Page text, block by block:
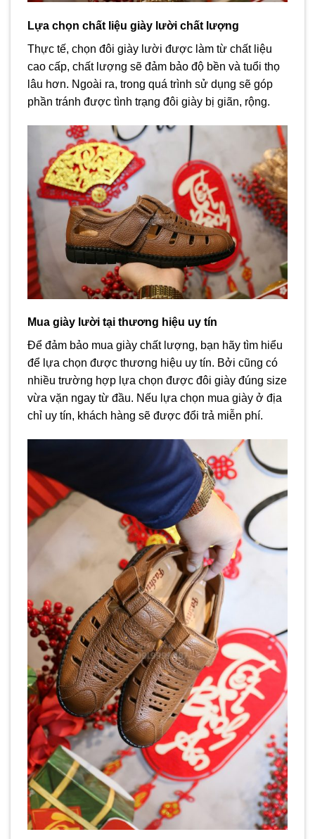
Lựa chọn chất liệu giày lười chất lượng
Thực tế, chọn đôi giày lười được làm từ chất liệu
cao cấp, chất lượng sẽ đảm bảo độ bền và tuổi thọ
lâu hơn. Ngoài ra, trong quá trình sử dụng sẽ góp
phần tránh được tình trạng đôi giày bị giãn, rộng.
Mua giày lười tại thương hiệu uy tín
Để đảm bảo mua giày chất lượng, bạn hãy tìm hiểu
để lựa chọn được thương hiệu uy tín. Bởi cũng có
nhiều trường hợp lựa chọn được đôi giày đúng size
vừa vặn ngay từ đầu. Nếu lựa chọn mua giày ở địa
chỉ uy tín, khách hàng sẽ được đổi trả miễn phí.